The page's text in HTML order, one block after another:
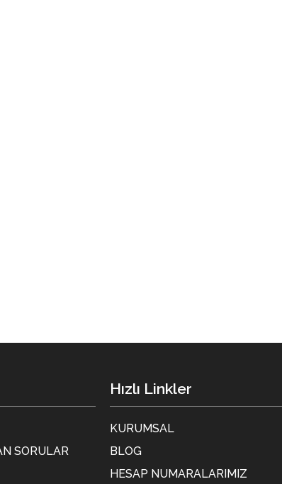
SORULAR
Hızlı Linkler
KURUMSAL
BLOG
HESAP NUMARALARIMIZ